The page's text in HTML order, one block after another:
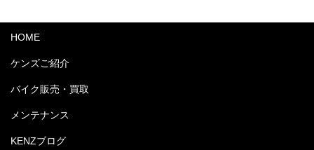
HOME
ケンズご紹介
バイク販売・買取
メンテナンス
KENZブログ